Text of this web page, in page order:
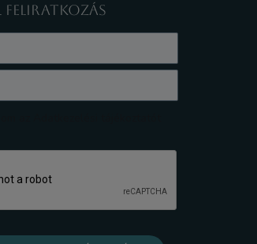
FELIRATKOZÁS